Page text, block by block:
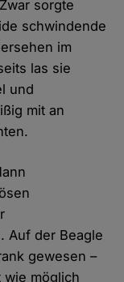
sorgte
schwindende
im
las sie
und
mit an
Auf der Beagle
gewesen –
wie möglich